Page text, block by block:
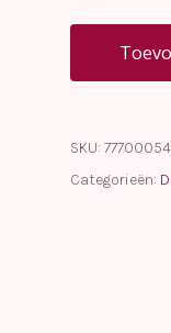
SKU:
Categorieën: